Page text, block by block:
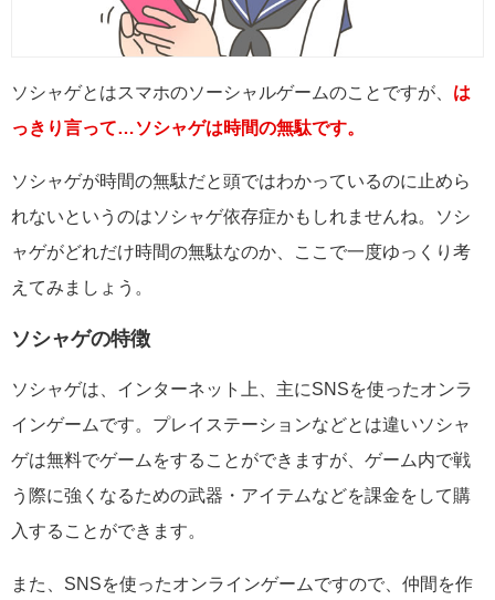
ソシャゲとはスマホのソーシャルゲームのことですが、 は
っきり言って…ソシャゲは時間の無駄です。
ソシャゲが時間の無駄だと頭ではわかっているのに止めら
れないというのはソシャゲ依存症かもしれませんね。ソシ
ャゲがどれだけ時間の無駄なのか、ここで一度ゆっくり考
えてみましょう。
ソシャゲの特徴
ソシャゲは、インターネット上、主にSNSを使ったオンラ
インゲームです。プレイステーションなどとは違いソシャ
ゲは無料でゲームをすることができますが、ゲーム内で戦
う際に強くなるための武器・アイテムなどを課金をして購
入することができます。
また、SNSを使ったオンラインゲームですので、仲間を作